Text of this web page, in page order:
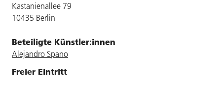
Kastanienallee 79
10435 Berlin
Beteiligte Künstler:innen
Alejandro Spano
Freier Eintritt